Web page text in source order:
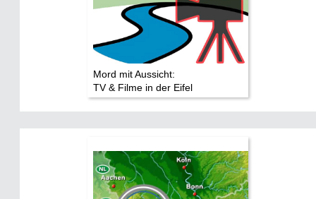
Mord mit Aussicht:
TV & Filme in der Eifel